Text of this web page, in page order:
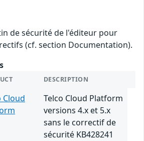
de sécurité de l'éditeur pour
(cf. section Documentation).
DESCRIPTION
Cloud
Telco Cloud Platform
versions 4.x et 5.x
sans le correctif de
sécurité KB428241